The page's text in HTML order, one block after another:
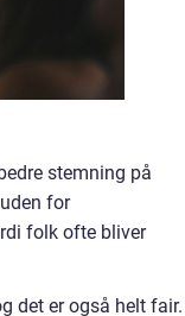
stemning på
for
folk ofte bliver
det er også helt fair.